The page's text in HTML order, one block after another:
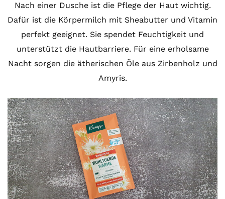
Nach einer Dusche ist die Pflege der Haut wichtig.
Dafür ist die Körpermilch mit Sheabutter und Vitamin
perfekt geeignet. Sie spendet Feuchtigkeit und
unterstützt die Hautbarriere. Für eine erholsame
Nacht sorgen die ätherischen Öle aus Zirbenholz und
Amyris.